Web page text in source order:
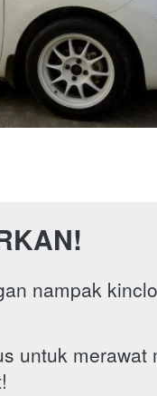
nampak
untuk merawat